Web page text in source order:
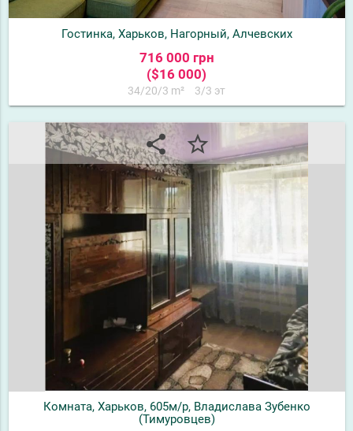
Гостинка, Харьков, Нагорный, Алчевских
716 000 грн
($16 000)
34/20/3 m² 3/3 эт
share star_border
Комната, Харьков, 605м/р, Владислава Зубенко
(Тимуровцев)